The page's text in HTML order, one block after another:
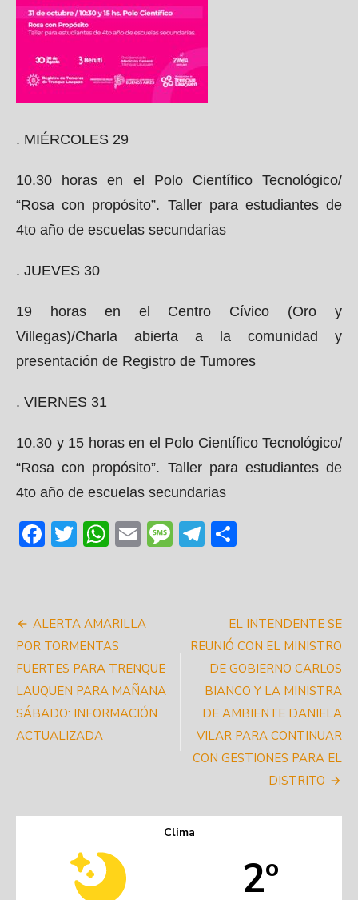
. MIÉRCOLES 29
10.30 horas en el Polo Científico Tecnológico/
“Rosa con propósito”. Taller para estudiantes de
4to año de escuelas secundarias
. JUEVES 30
19 horas en el Centro Cívico (Oro y
Villegas)/Charla abierta a la comunidad y
presentación de Registro de Tumores
. VIERNES 31
10.30 y 15 horas en el Polo Científico Tecnológico/
“Rosa con propósito”. Taller para estudiantes de
4to año de escuelas secundarias
Facebook
Twitter
WhatsApp
EmailMessage
Telegram
Navegación
de
entradas
ALERTA AMARILLA
POR TORMENTAS
FUERTES PARA TRENQUE
LAUQUEN PARA MAÑANA
SÁBADO: INFORMACIÓN
ACTUALIZADA
EL INTENDENTE SE
REUNIÓ CON EL MINISTRO
DE GOBIERNO CARLOS
BIANCO Y LA MINISTRA
DE AMBIENTE DANIELA
VILAR PARA CONTINUAR
CON GESTIONES PARA EL
DISTRITO
Clima
2º